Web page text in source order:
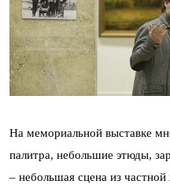
На мемориальной выставке
палитра, небольшие этюды,
– небольшая сцена из